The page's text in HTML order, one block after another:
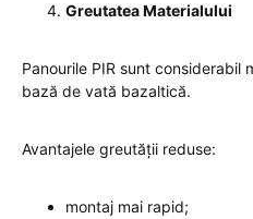
Greutatea Materialului
Panourile PIR sunt considerabil
bază de vată bazaltică.
Avantajele greutății reduse:
montaj mai rapid;